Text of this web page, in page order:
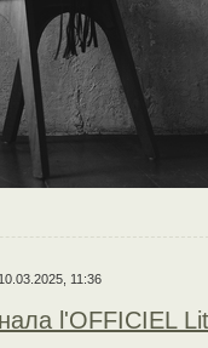
10.03.2025, 11:36
l'OFFICIEL